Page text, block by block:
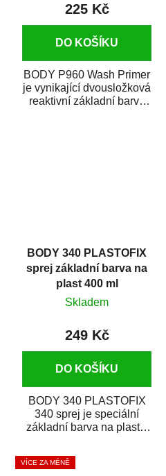
225 Kč
DO KOŠÍKU
BODY P960 Wash Primer
je vynikající dvousložková
reaktivní základní barva
BODY 340 PLASTOFIX
sprej základní barva na
plast 400 ml
Skladem
249 Kč
DO KOŠÍKU
BODY 340 PLASTOFIX
340 sprej je speciální
základní barva na plasty,
vrchních...
VÍCE ZA MÉNĚ